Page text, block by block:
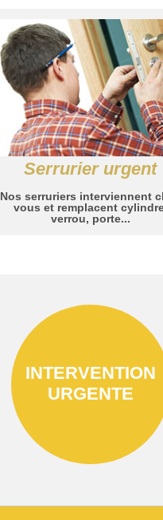
Serrurier urgent
Nos serruriers interviennent
vous et remplacent
verrou, porte...
INTERVENTION
URGENTE